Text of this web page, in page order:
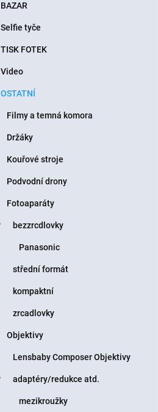
BAZAR
Selfie tyče
TISK FOTEK
Video
OSTATNÍ
Filmy a temná komora
Držáky
Kouřové stroje
Podvodní drony
Fotoaparáty
bezzrcdlovky
Panasonic
střední formát
kompaktní
zrcadlovky
Objektivy
Lensbaby Composer Objektivy
adaptéry/redukce atd.
mezikroužky